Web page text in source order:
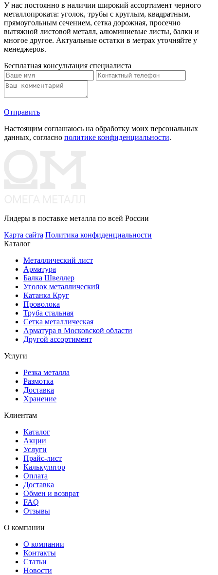
У нас постоянно в наличии широкий ассортимент черного
металлопроката: уголок, трубы с круглым, квадратным,
прямоугольным сечением, сетка дорожная, просечно
вытяжной листовой металл, алюминиевые листы, балки и
многое другое. Актуальные остатки в метрах уточняйте у
менеджеров.
Бесплатная консультация специалиста
Отправить
Настоящим соглашаюсь на обработку моих персональных
данных, согласно политике конфиденциальности.
Лидеры в поставке металла по всей России
Карта сайта Политика конфиденциальности
Каталог
Металлический лист
Арматура
Балка Швеллер
Уголок металлический
Катанка Круг
Проволока
Труба стальная
Сетка металлическая
Арматура в Московской области
Другой ассортимент
Услуги
Резка металла
Размотка
Доставка
Хранение
Клиентам
Каталог
Акции
Услуги
Прайс-лист
Калькулятор
Оплата
Доставка
Обмен и возврат
FAQ
Отзывы
О компании
О компании
Контакты
Статьи
Новости